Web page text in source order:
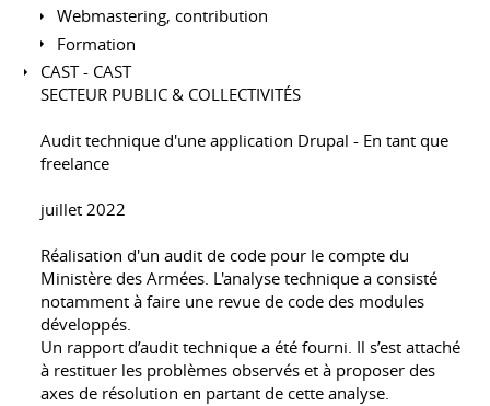
Webmastering, contribution
Formation
CAST - CAST
SECTEUR PUBLIC & COLLECTIVITÉS
Audit technique d'une application Drupal - En tant que
freelance
juillet 2022
Réalisation d'un audit de code pour le compte du
Ministère des Armées. L'analyse technique a consisté
notamment à faire une revue de code des modules
développés.
Un rapport d’audit technique a été fourni. Il s’est attaché
à restituer les problèmes observés et à proposer des
axes de résolution en partant de cette analyse.